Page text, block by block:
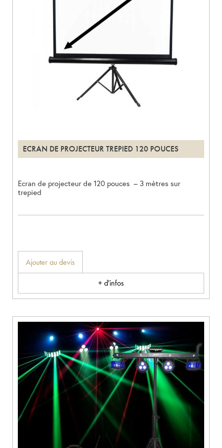
ECRAN DE PROJECTEUR TREPIED 120 POUCES
Ecran de projecteur de 120 pouces – 3 mètres sur
trepied
Ajouter au devis
+ d'infos